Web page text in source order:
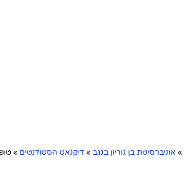
» אוניברסיטת בן גוריון בנגב » דיקנאט הסטודנטים »